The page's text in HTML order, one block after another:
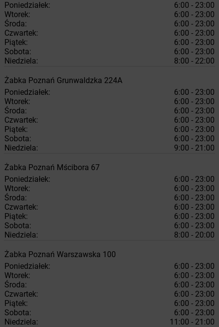
Poniedziałek:
6:00 - 23:00
Wtorek:
6:00 - 23:00
Środa:
6:00 - 23:00
Czwartek:
6:00 - 23:00
Piątek:
6:00 - 23:00
Sobota:
6:00 - 23:00
Niedziela:
8:00 - 22:00
Żabka Poznań Grunwaldzka 224A
Poniedziałek:
6:00 - 23:00
Wtorek:
6:00 - 23:00
Środa:
6:00 - 23:00
Czwartek:
6:00 - 23:00
Piątek:
6:00 - 23:00
Sobota:
6:00 - 23:00
Niedziela:
9:00 - 21:00
Żabka Poznań Mścibora 67
Poniedziałek:
6:00 - 23:00
Wtorek:
6:00 - 23:00
Środa:
6:00 - 23:00
Czwartek:
6:00 - 23:00
Piątek:
6:00 - 23:00
Sobota:
6:00 - 23:00
Niedziela:
8:00 - 20:00
Żabka Poznań Warszawska 100
Poniedziałek:
6:00 - 23:00
Wtorek:
6:00 - 23:00
Środa:
6:00 - 23:00
Czwartek:
6:00 - 23:00
Piątek:
6:00 - 23:00
Sobota:
6:00 - 23:00
Niedziela:
11:00 - 21:00